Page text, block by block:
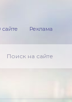
сайте Реклама